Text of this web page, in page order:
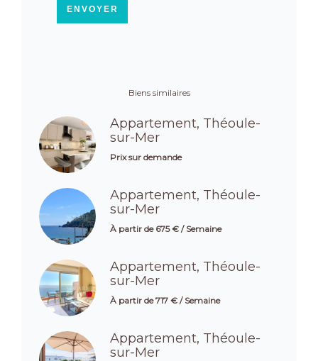
ENVOYER
Biens similaires
Appartement, Théoule-
sur-Mer
Prix sur demande
Appartement, Théoule-
sur-Mer
À partir de 675 € / Semaine
Appartement, Théoule-
sur-Mer
À partir de 717 € / Semaine
Appartement, Théoule-
sur-Mer